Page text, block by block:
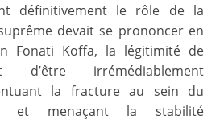
définitivement le rôle de la
devait se prononcer en
Fonati Koffa, la légitimité de
d’être irrémédiablement
la fracture au sein du
et menaçant la stabilité